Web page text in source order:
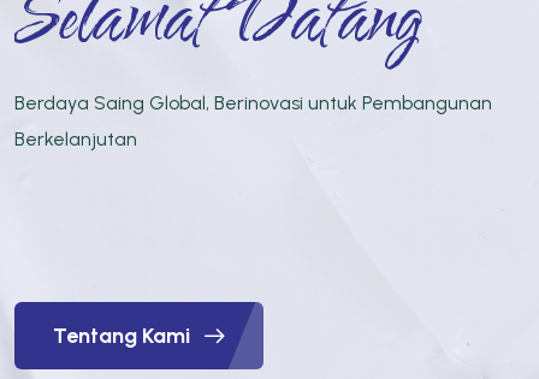
Berdaya Saing Global, Berinovasi untuk Pembangunan
Berkelanjutan
Tentang Kami